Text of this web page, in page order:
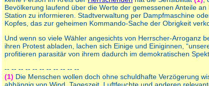
Bevölkerung laufend über die Werte der gemessenen Anteile
Station zu informieren. Stadtverwaltung per Dampfmaschine
Kopfes, das zur geheimen Kommando-Sache der Obrigkeit
Und wenn so viele Wähler angesichts von Herrscher-Arroganz
ihren Protest abladen, lachen sich Einige und Einiginnen,
profitieren parasitär von ihrem dadurch im demokratischen
-- -- -- -- -- -- -- -- -- -- --
(1) Die Menschen wollen doch ohne schuldhafte Verzögerung